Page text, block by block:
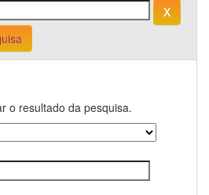
o resultado da pesquisa.